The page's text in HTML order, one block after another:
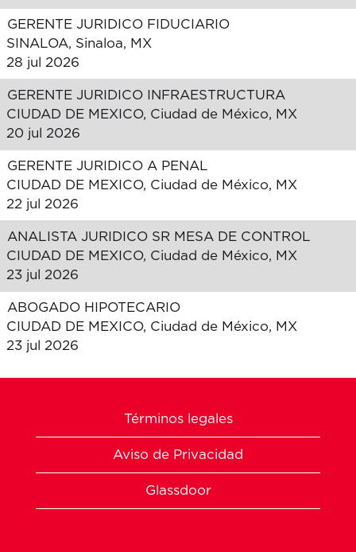
GERENTE JURIDICO FIDUCIARIO
SINALOA, Sinaloa, MX
28 jul 2026
GERENTE JURIDICO INFRAESTRUCTURA
CIUDAD DE MEXICO, Ciudad de México, MX
20 jul 2026
GERENTE JURIDICO A PENAL
CIUDAD DE MEXICO, Ciudad de México, MX
22 jul 2026
ANALISTA JURIDICO SR MESA DE CONTROL
CIUDAD DE MEXICO, Ciudad de México, MX
23 jul 2026
ABOGADO HIPOTECARIO
CIUDAD DE MEXICO, Ciudad de México, MX
23 jul 2026
Términos legales
Aviso de Privacidad
Glassdoor